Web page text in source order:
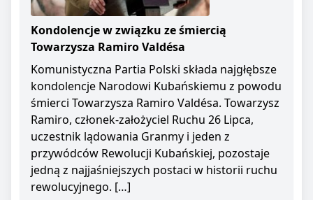
Kondolencje w związku ze śmiercią
Towarzysza Ramiro Valdésa
Komunistyczna Partia Polski składa najgłębsze
kondolencje Narodowi Kubańskiemu z powodu
śmierci Towarzysza Ramiro Valdésa. Towarzysz
Ramiro, członek-założyciel Ruchu 26 Lipca,
uczestnik lądowania Granmy i jeden z
przywódców Rewolucji Kubańskiej, pozostaje
jedną z najjaśniejszych postaci w historii ruchu
rewolucyjnego. […]